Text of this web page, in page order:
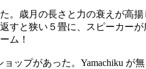
歳月の長さと力の衰えが高
すと狭い５畳に、スピーカー
ム！
ップがあった。Yamachiku